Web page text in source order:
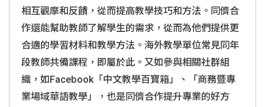
相互觀摩和反饋，從而提高教學技巧和方法。同儕合
作還能幫助教師了解學生的需求，從而為他們提供更
合適的學習材料和教學方法。海外教學單位常見同年
段教師共備課程，即屬於此。又如參與相關社群組
織，如Facebook「中文教學百寶箱」、「商務暨專
業場域華語教學」，也是同儕合作提升專業的好方